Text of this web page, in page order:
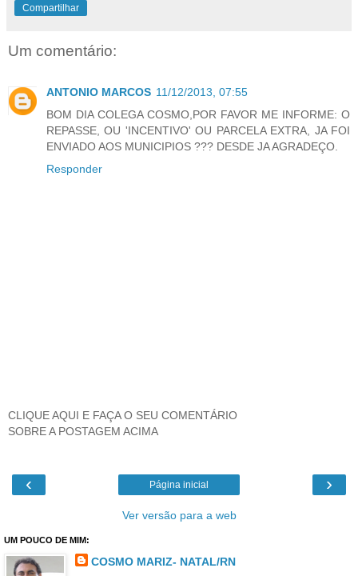
Compartilhar
Um comentário:
ANTONIO MARCOS 11/12/2013, 07:55
BOM DIA COLEGA COSMO,POR FAVOR ME INFORME: O
REPASSE, OU 'INCENTIVO' OU PARCELA EXTRA, JA FOI
ENVIADO AOS MUNICIPIOS ??? DESDE JA AGRADEÇO.
Responder
CLIQUE AQUI E FAÇA O SEU COMENTÁRIO
SOBRE A POSTAGEM ACIMA
‹ ›
Página inicial
Ver versão para a web
UM POUCO DE MIM:
COSMO MARIZ- NATAL/RN